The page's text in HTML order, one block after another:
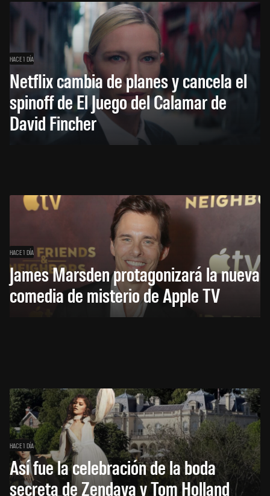
HACE 1 DÍA
Netflix cambia de planes y cancela el
spinoff de El Juego del Calamar de
David Fincher
HACE 1 DÍA
James Marsden protagonizará la nueva
comedia de misterio de Apple TV
HACE 1 DÍA
Así fue la celebración de la boda
secreta de Zendaya y Tom Holland